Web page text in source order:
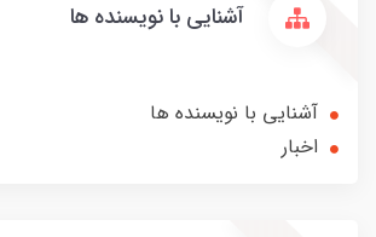
آشنایی با نویسنده ها
آشنایی با نویسنده ها
اخبار